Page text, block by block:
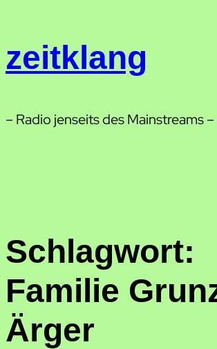
springen
zeitklang
– Radio jenseits des Mainstreams –
Schlagwort:
Familie
Ärger